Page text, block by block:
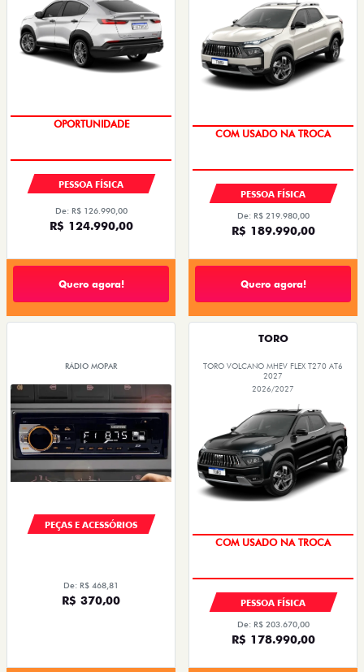
PESSOA FÍSICA
De: R$ 126.990,00
R$ 124.990,00
Quero agora!
PESSOA FÍSICA
De: R$ 219.980,00
R$ 189.990,00
Quero agora!
RÁDIO MOPAR
PEÇAS E ACESSÓRIOS
De: R$ 468,81
R$ 370,00
TORO
TORO VOLCANO MHEV FLEX T270 AT6
2027
2026/2027
COM USADO NA TROCA
PESSOA FÍSICA
De: R$ 203.670,00
R$ 178.990,00